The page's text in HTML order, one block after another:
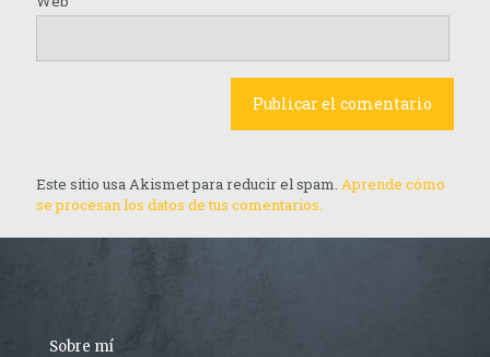
Este sitio usa Akismet para reducir el spam. Aprende cómo
se procesan los datos de tus comentarios.
Sobre mí